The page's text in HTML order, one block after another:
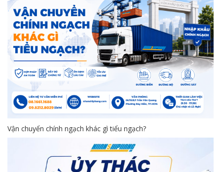
Vận chuyển chính ngạch khác gì tiểu ngạch?